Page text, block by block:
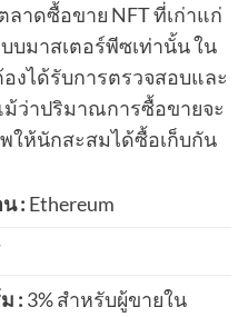
ลาดซื้อขาย NFT ที่เก่าแก่
บมาสเตอร์พีซเท่านั้น ใน
งได้รับการตรวจสอบและ
ม้ว่าปริมาณการซื้อขายจะ
ห้นักสะสมได้ซื้อเก็บกัน
: Ethereum
: 3% สำหรับผู้ขายใน